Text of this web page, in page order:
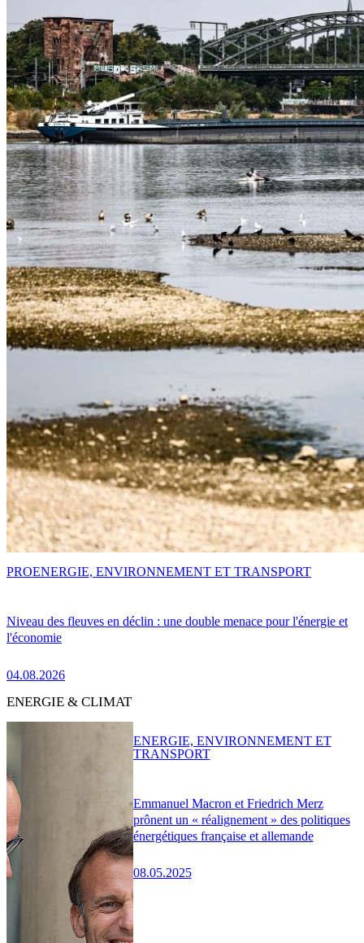
Niveau des fleuves en déclin : une double menace pour l'énergie et
l'économie
04.08.2026
PROENERGIE, ENVIRONNEMENT ET TRANSPORT
ENERGIE & CLIMAT
Emmanuel Macron et Friedrich Merz
prônent un « réalignement » des politiques
énergétiques française et allemande
08.05.2025
ENERGIE, ENVIRONNEMENT ET
TRANSPORT